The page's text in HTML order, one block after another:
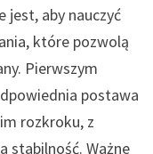
jest, aby nauczyć
które pozwolą
Pierwszym
postawa
rozkroku, z
stabilność. Ważne